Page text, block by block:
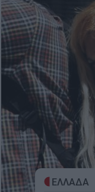
ΕΛΛΑΔΑ